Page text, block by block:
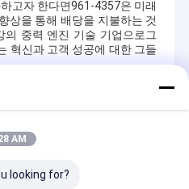
고자 한다면961-4357은 미래
상을 통해 배당을 지불하는 것
의 중력 엔진 기술 기업으로그
혁신과 고객 성공에 대한 그들
AM
looking for?